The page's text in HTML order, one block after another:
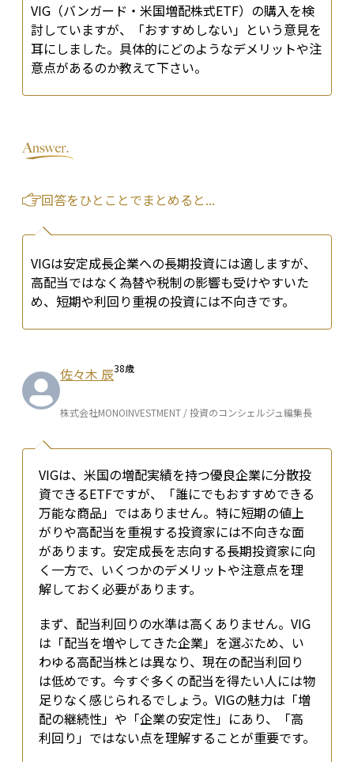
VIG（バンガード・米国増配株式ETF）の購入を検
討していますが、「おすすめしない」という意見を
耳にしました。具体的にどのようなデメリットや注
意点があるのか教えて下さい。
回答をひとことでまとめると...
VIGは安定成長企業への長期投資には適しますが、
高配当ではなく為替や税制の影響も受けやすいた
め、短期や利回り重視の投資には不向きです。
佐々木 辰38歳
株式会社MONOINVESTMENT / 投資のコンシェルジュ編集長
VIGは、米国の増配実績を持つ優良企業に分散投
資できるETFですが、「誰にでもおすすめできる
万能な商品」ではありません。特に短期の値上
がりや高配当を重視する投資家には不向きな面
があります。安定成長を志向する長期投資家に向
く一方で、いくつかのデメリットや注意点を理
解しておく必要があります。
まず、配当利回りの水準は高くありません。VIG
は「配当を増やしてきた企業」を選ぶため、い
わゆる高配当株とは異なり、現在の配当利回り
は低めです。今すぐ多くの配当を得たい人には物
足りなく感じられるでしょう。VIGの魅力は「増
配の継続性」や「企業の安定性」にあり、「高
利回り」ではない点を理解することが重要です。